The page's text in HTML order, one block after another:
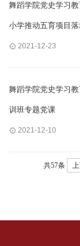
舞蹈学院党史学习
小学推动五育项目落
2021-12-23
舞蹈学院党史学习
训班专题党课
2021-12-10
共57条